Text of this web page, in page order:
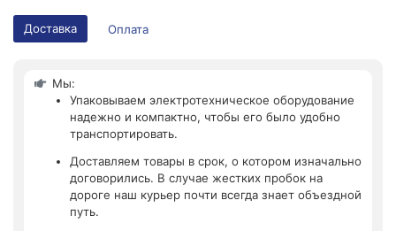
Доставка Оплата
Мы:
Упаковываем электротехническое оборудование
надежно и компактно, чтобы его было удобно
транспортировать.
Доставляем товары в срок, о котором изначально
договорились. В случае жестких пробок на
дороге наш курьер почти всегда знает объездной
путь.